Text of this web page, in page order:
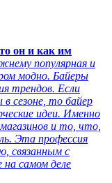
он и как им
популярная и
модно. Байеры
трендов. Если
в сезоне, то байер
идеи. Именно
и то, что,
Эта профессия
связанным с
самом деле